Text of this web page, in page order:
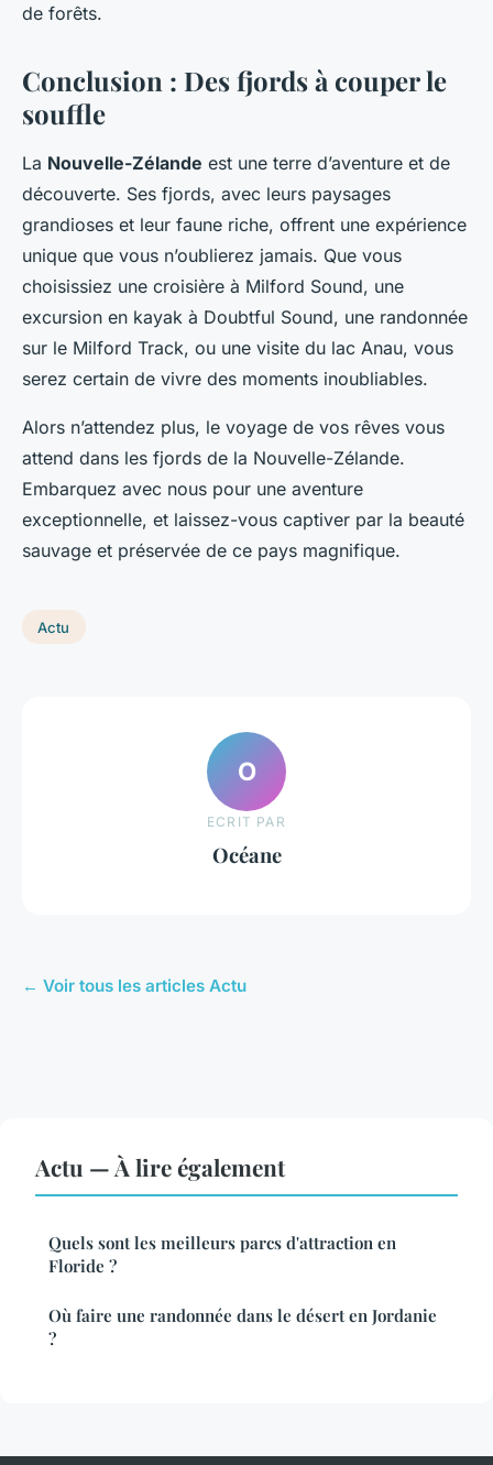
de forêts.
Conclusion : Des fjords à couper le
souffle
La Nouvelle-Zélande est une terre d’aventure et de
découverte. Ses fjords, avec leurs paysages
grandioses et leur faune riche, offrent une expérience
unique que vous n’oublierez jamais. Que vous
choisissiez une croisière à Milford Sound, une
excursion en kayak à Doubtful Sound, une randonnée
sur le Milford Track, ou une visite du lac Anau, vous
serez certain de vivre des moments inoubliables.
Alors n’attendez plus, le voyage de vos rêves vous
attend dans les fjords de la Nouvelle-Zélande.
Embarquez avec nous pour une aventure
exceptionnelle, et laissez-vous captiver par la beauté
sauvage et préservée de ce pays magnifique.
Actu
O
ECRIT PAR
Océane
← Voir tous les articles Actu
Actu — À lire également
Quels sont les meilleurs parcs d'attraction en
Floride ?
Où faire une randonnée dans le désert en Jordanie
?